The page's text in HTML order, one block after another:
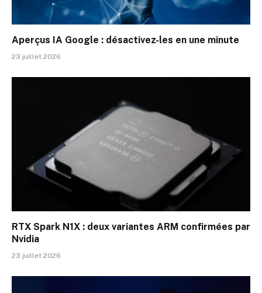
Aperçus IA Google : désactivez-les en une minute
23 juillet 2026
RTX Spark N1X : deux variantes ARM confirmées par
Nvidia
23 juillet 2026